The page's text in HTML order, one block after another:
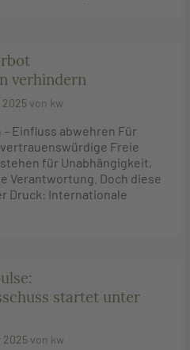
verhindern
2025von kw
Einfluss abwehren Für
Freie
für Unabhängigkeit,
Verantwortung. Doch diese
Druck: Internationale
startet unter
2025von kw